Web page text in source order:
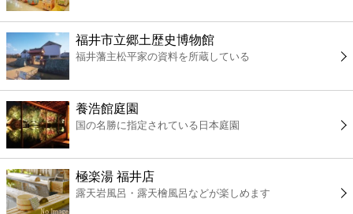
スーパー
エンタメ
レジャー
書店
ファミレス
福井市立郷土歴史博物館
福井藩主松平家の資料を所蔵している
養浩館庭園
国の名勝に指定されている日本庭園
極楽湯 福井店
露天岩風呂・露天檜風呂などが楽しめます